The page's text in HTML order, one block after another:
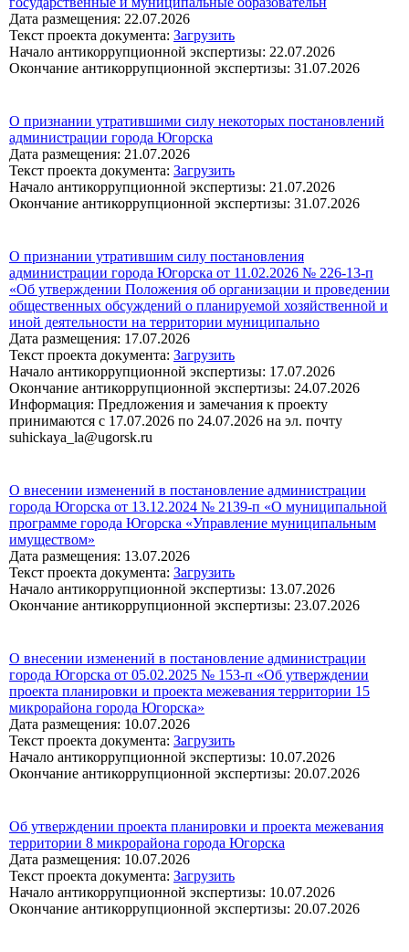
Дата размещения: 22.07.2026
Текст проекта документа: Загрузить
Начало антикоррупционной экспертизы: 22.07.2026
Окончание антикоррупционной экспертизы: 31.07.2026
О признании утратившими силу некоторых постановлений
администрации города Югорска
Дата размещения: 21.07.2026
Текст проекта документа: Загрузить
Начало антикоррупционной экспертизы: 21.07.2026
Окончание антикоррупционной экспертизы: 31.07.2026
О признании утратившим силу постановления
администрации города Югорска от 11.02.2026 № 226-13-п
«Об утверждении Положения об организации и проведении
общественных обсуждений о планируемой хозяйственной и
иной деятельности на территории муниципально
Дата размещения: 17.07.2026
Текст проекта документа: Загрузить
Начало антикоррупционной экспертизы: 17.07.2026
Окончание антикоррупционной экспертизы: 24.07.2026
Информация: Предложения и замечания к проекту
принимаются с 17.07.2026 по 24.07.2026 на эл. почту
suhickaya_la@ugorsk.ru
О внесении изменений в постановление администрации
города Югорска от 13.12.2024 № 2139-п «О муниципальной
программе города Югорска «Управление муниципальным
имуществом»
Дата размещения: 13.07.2026
Текст проекта документа: Загрузить
Начало антикоррупционной экспертизы: 13.07.2026
Окончание антикоррупционной экспертизы: 23.07.2026
О внесении изменений в постановление администрации
города Югорска от 05.02.2025 № 153-п «Об утверждении
проекта планировки и проекта межевания территории 15
микрорайона города Югорска»
Дата размещения: 10.07.2026
Текст проекта документа: Загрузить
Начало антикоррупционной экспертизы: 10.07.2026
Окончание антикоррупционной экспертизы: 20.07.2026
Об утверждении проекта планировки и проекта межевания
территории 8 микрорайона города Югорска
Дата размещения: 10.07.2026
Текст проекта документа: Загрузить
Начало антикоррупционной экспертизы: 10.07.2026
Окончание антикоррупционной экспертизы: 20.07.2026